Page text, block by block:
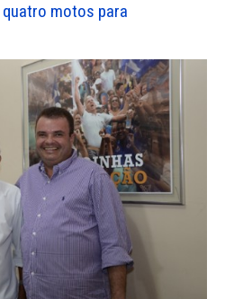
quatro motos para